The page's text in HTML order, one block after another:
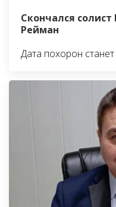
Скончался
Рейман
Дата похорон